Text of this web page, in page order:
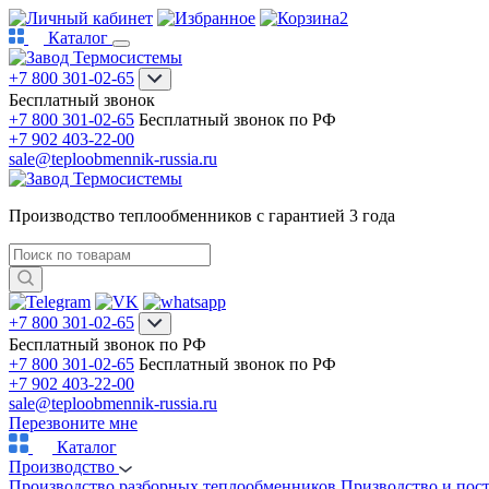
2
Каталог
+7 800 301-02-65
Бесплатный звонок
+7 800 301-02-65 Бесплатный звонок по РФ
+7 902 403-22-00
sale@teploobmennik-russia.ru
Производство теплообменников с гарантией 3 года
+7 800 301-02-65
Бесплатный звонок по РФ
+7 800 301-02-65 Бесплатный звонок по РФ
+7 902 403-22-00
sale@teploobmennik-russia.ru
Перезвоните мне
Каталог
Производство